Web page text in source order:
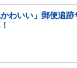
かわいい」郵便追